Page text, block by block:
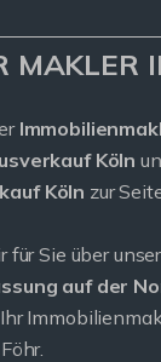
MAKLER
Köln
Köln zur
für Sie über
auf der